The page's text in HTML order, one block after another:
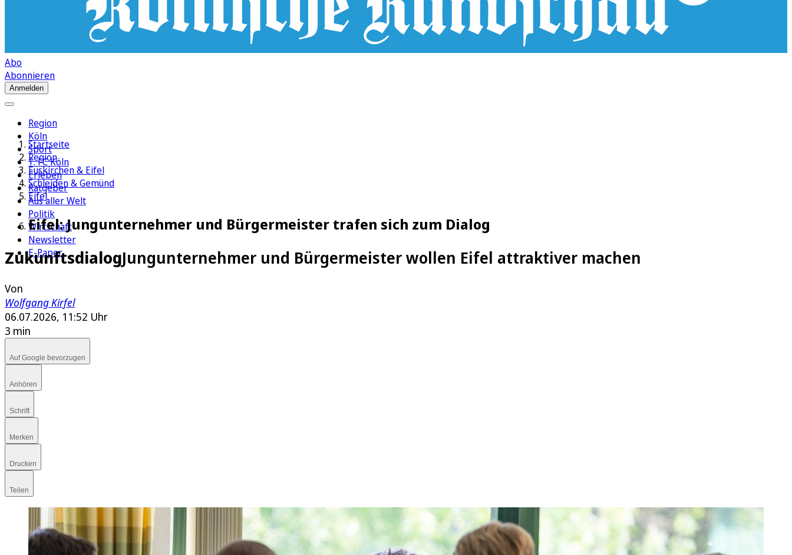
Abo
Abonnieren
Anmelden
Region
Köln
Sport
1. FC Köln
Erleben
Ratgeber
Aus aller Welt
Politik
Wirtschaft
Newsletter
E-Paper
Startseite
Region
Euskirchen & Eifel
Schleiden & Gemünd
Eifel
Eifel: Jungunternehmer und Bürgermeister trafen sich zum Dialog
ZukunftsdialogJungunternehmer und Bürgermeister wollen Eifel attraktiver machen
Von
Wolfgang Kirfel
06.07.2026, 11:52 Uhr
3 min
Auf Google bevorzugen
Anhören
Schrift
Merken
Drucken
Teilen